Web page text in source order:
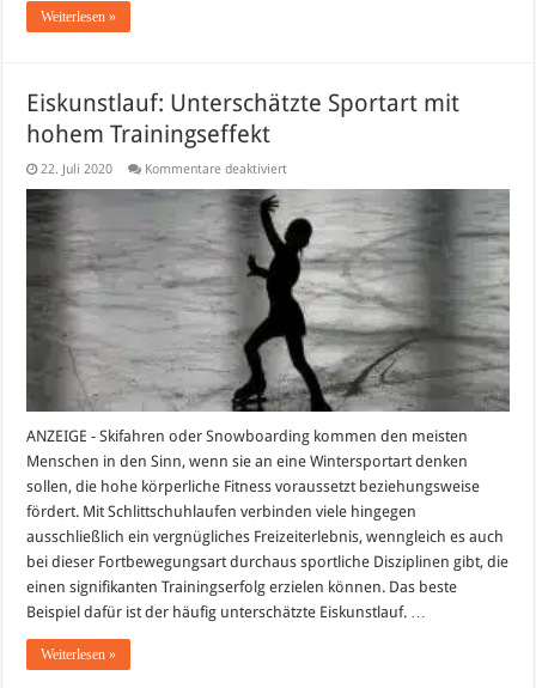
Weiterlesen »
Eiskunstlauf: Unterschätzte Sportart mit
hohem Trainingseffekt
22. Juli 2020 Kommentare deaktiviertfür
Unterschätzte
Sportart
mit
hohem
Trainingseffekt
ANZEIGE - Skifahren oder Snowboarding kommen den meisten
Menschen in den Sinn, wenn sie an eine Wintersportart denken
sollen, die hohe körperliche Fitness voraussetzt beziehungsweise
fördert. Mit Schlittschuhlaufen verbinden viele hingegen
ausschließlich ein vergnügliches Freizeiterlebnis, wenngleich es auch
bei dieser Fortbewegungsart durchaus sportliche Disziplinen gibt, die
einen signifikanten Trainingserfolg erzielen können. Das beste
Beispiel dafür ist der häufig unterschätzte Eiskunstlauf. …
Weiterlesen »